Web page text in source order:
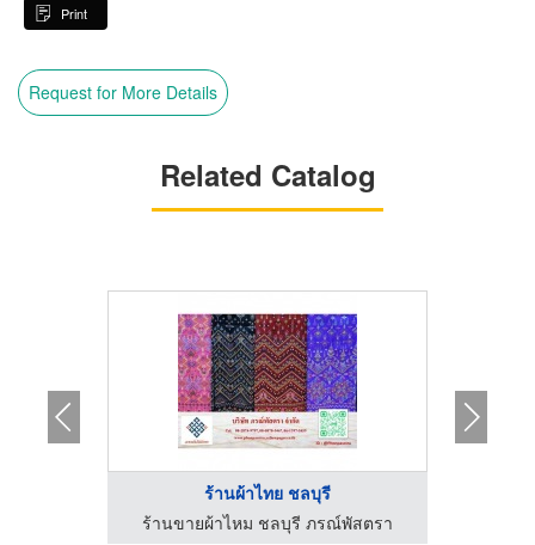
Print
Request for More Details
Related Catalog
ร้านผ้าไทย ชลบุรี
ร้านขายผ้าไหม ชลบุรี ภรณ์พัสตรา